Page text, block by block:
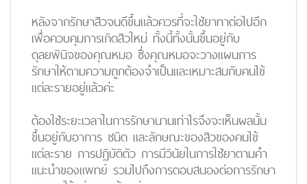
หลังจากรักษาสิวจนดีขึ้นแล้วควรที่จะใช้ยาทาต่อไปอีก
เพื่อควบคุมการเกิดสิวใหม่ ทั้งนี้ทั้งนั้นขึ้นอยู่กับ
ดุลยพินิจของคุณหมอ ซึ่งคุณหมอจะวางแผนการ
รักษาให้ตามความถูกต้องจำเป็นและเหมาะสมกับคนไข้
แต่ละรายอยู่แล้วค่ะ
ต้องใช้ระยะเวลาในการรักษานานเท่าไรจึงจะเห็นผลนั้น
ขึ้นอยู่กับอาการ ชนิด และลักษณะของสิวของคนไข้
แต่ละราย การปฏิบัติตัว การมีวินัยในการใช้ยาตามคำ
แนะนำของแพทย์ รวมไปถึงการตอบสนองต่อการรักษา